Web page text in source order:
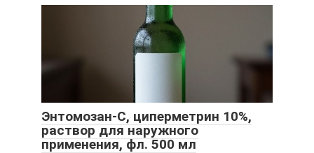
Энтомозан-С, циперметрин 10%,
раствор для наружного
применения, фл. 500 мл